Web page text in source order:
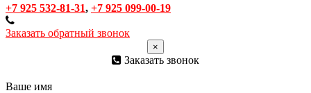
+7 925 532-81-31, +7 925 099-00-19
Заказать обратный звонок
×
Заказать звонок
Ваше имя